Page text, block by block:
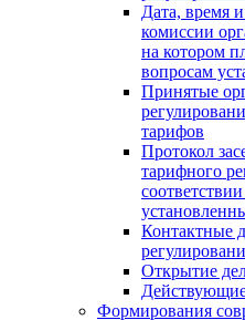
Дата, время
комиссии
на котором
вопросам
Принятые
тарифов
Протокол
тарифного
Контактные
Открытие
Формирования